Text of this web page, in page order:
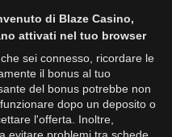
di Blaze Casino,
attivati nel tuo browser
sei connesso, ricordare le
il bonus al tuo
del bonus potrebbe non
dopo un deposito o
l'offerta. Inoltre,